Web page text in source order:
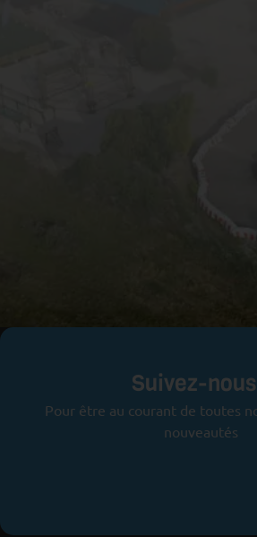
Suivez-
Pour être au courant de toutes
nouveautés